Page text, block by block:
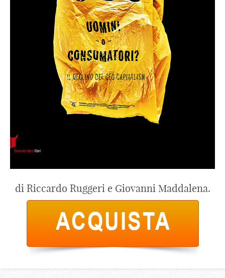
di Riccardo Ruggeri e Giovanni Maddalena.